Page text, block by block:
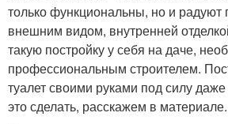
только функциональны, но и радуют
внешним видом, внутренней
такую постройку у себя на даче,
профессиональным строителем.
туалет своими руками под силу
это сделать, расскажем в материале.